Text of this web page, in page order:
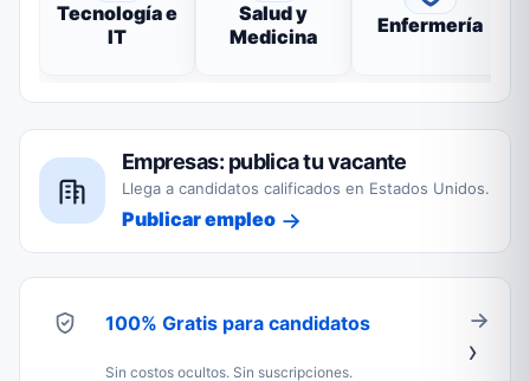
Tecnología e
IT
Salud y
Medicina
Enfermería
Empresas: publica tu vacante
Llega a candidatos calificados en Estados Unidos.
Publicar empleo
100% Gratis para candidatos
Sin costos ocultos. Sin suscripciones.